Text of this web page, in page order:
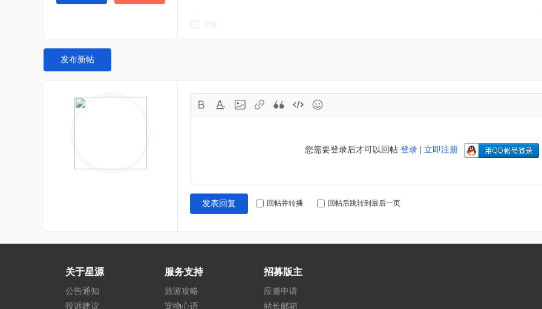
发布新帖
您需要登录后才可以回帖 登录 立即注册
发表回复 回帖并转播 回帖后跳转到最后一页
关于星源
公告通知
投诉建议
服务支持
旅游攻略
宠物心语
招募版主
应邀申请
站长邮箱